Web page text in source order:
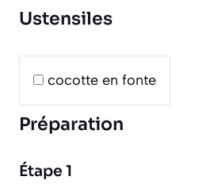
Ustensiles
cocotte en fonte
Préparation
Étape 1